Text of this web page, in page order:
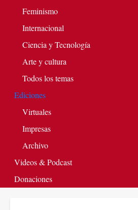
Feminismo
Internacional
Ciencia y Tecnología
Arte y cultura
Todos los temas
Ediciones
Virtuales
Impresas
Archivo
Videos & Podcast
Donaciones